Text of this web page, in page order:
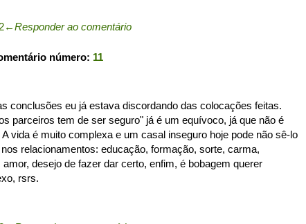
←Responder ao comentário
número: 11
conclusões eu já estava discordando das colocações feitas.
parceiros tem de ser seguro" já é um equívoco, já que não é
vida é muito complexa e um casal inseguro hoje pode não sê-lo
relacionamentos: educação, formação, sorte, carma,
desejo de fazer dar certo, enfim, é bobagem querer
rsrs.